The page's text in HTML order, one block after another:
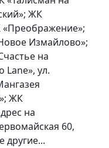
ЖК
«Преображение»;
Измайлово»;
на
ул.
ЖК
на
60,
другие...